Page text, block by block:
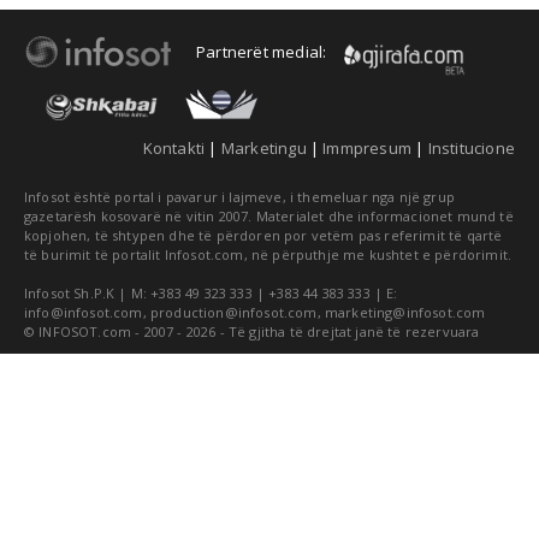
Partnerët medial:
Kontakti | Marketingu | Immpresum | Institucione
Infosot është portal i pavarur i lajmeve, i themeluar nga një grup
gazetarësh kosovarë në vitin 2007. Materialet dhe informacionet mund të
kopjohen, të shtypen dhe të përdoren por vetëm pas referimit të qartë
të burimit të portalit Infosot.com, në përputhje me kushtet e përdorimit.
Infosot Sh.P.K | M: +383 49 323 333 | +383 44 383 333 | E:
info@infosot.com , production@infosot.com , marketing@infosot.com
© INFOSOT.com - 2007 - 2026 - Të gjitha të drejtat janë të rezervuara